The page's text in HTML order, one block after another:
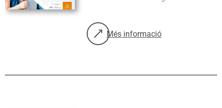
Més informació
sobre: Teletreball i Salut.